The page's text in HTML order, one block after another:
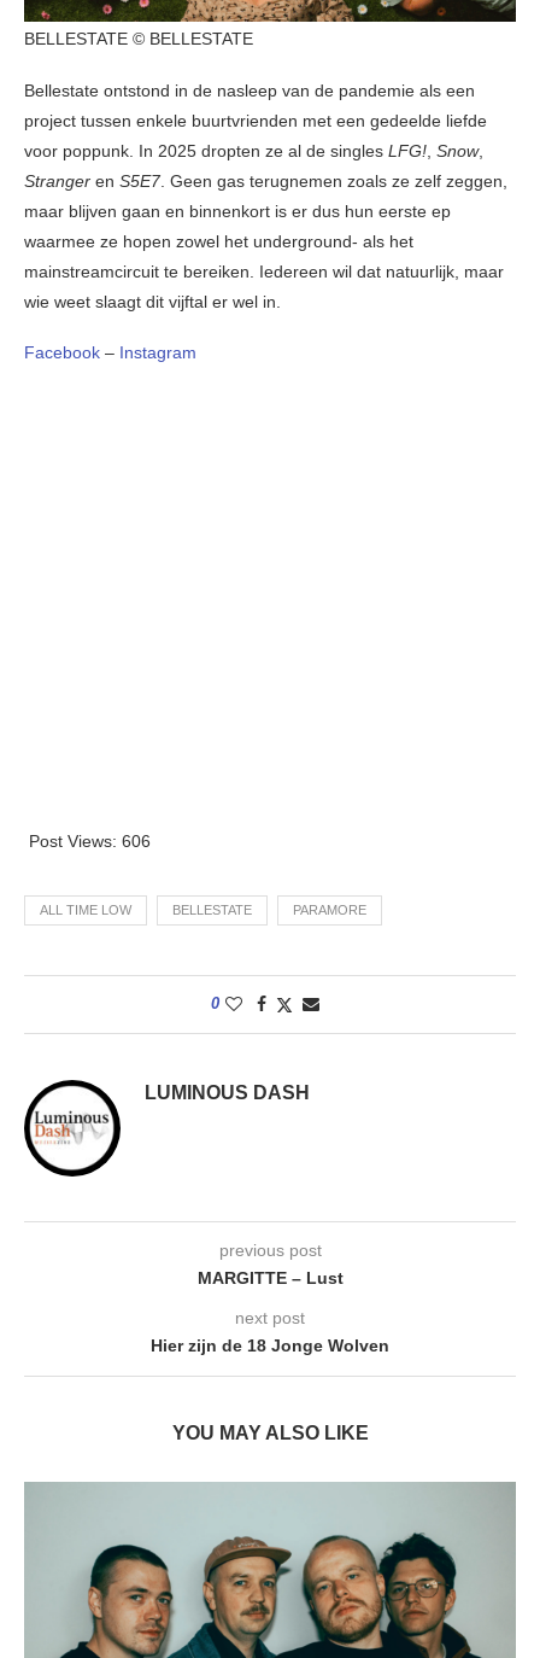
BELLESTATE © BELLESTATE
Bellestate ontstond in de nasleep van de pandemie als een
project tussen enkele buurtvrienden met een gedeelde liefde
voor poppunk. In 2025 dropten ze al de singles LFG! Snow,
Stranger en S5E7. Geen gas terugnemen zoals ze zelf zeggen,
maar blijven gaan en binnenkort is er dus hun eerste ep
waarmee ze hopen zowel het underground- als het
mainstreamcircuit te bereiken. Iedereen wil dat natuurlijk, maar
wie weet slaagt dit vijftal er wel in.
Facebook – Instagram
Post Views: 606
ALL TIME LOW BELLESTATE PARAMORE
0
LUMINOUS DASH
previous post
MARGITTE – Lust
next post
Hier zijn de 18 Jonge Wolven
YOU MAY ALSO LIKE